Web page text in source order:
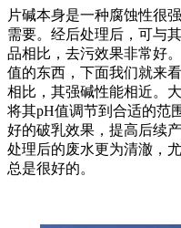
片碱本身是一种腐蚀性很
需要。经后处理后，可与
品相比，去污效果非常好
值的东西，下面我们就来
相比，其强碱性能相近。
将其pH值调节到合适的范
好的破乳效果，提高后续
处理后的废水更为清澈，
总是很好的。